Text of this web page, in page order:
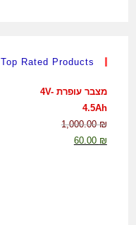
Top Rated Products
מצבר עופרת 4V-
4.5Ah
1,000.00₪
60.00 ₪